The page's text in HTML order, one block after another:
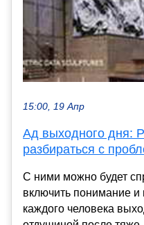
15:00, 19 Апр
Ад выходного дня:
разбираться с
С ними можно будет
включить понимание и
каждого человека